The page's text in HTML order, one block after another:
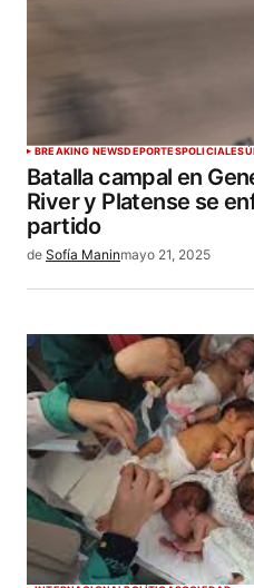
BREAKING NEWSDEPORTESPOLICIALES
Batalla campal en
River y Platense se
partido
de Sofía Maninmayo 21, 2025